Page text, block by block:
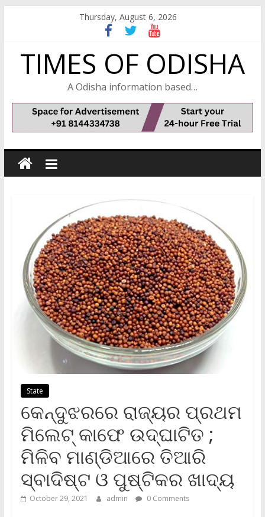
Thursday, August 6, 2026
TIMES OF ODISHA
A Odisha information based…
State
କେନ୍ଦୁଝରରେ ରାଜ୍ୟର ପ୍ରଥମ
ମିଲେଟ୍ କାଫେ ଉଦ୍‌ଘାଟିତ ;
ମିଳିବ ମାଣ୍ଡିଆରେ ତିଆରି
ସ୍ବାଦିଷ୍ଟ ଓ ପୁଷ୍ଟିକର ଖାଦ୍ୟ
October 29, 2021 admin 0 Comments